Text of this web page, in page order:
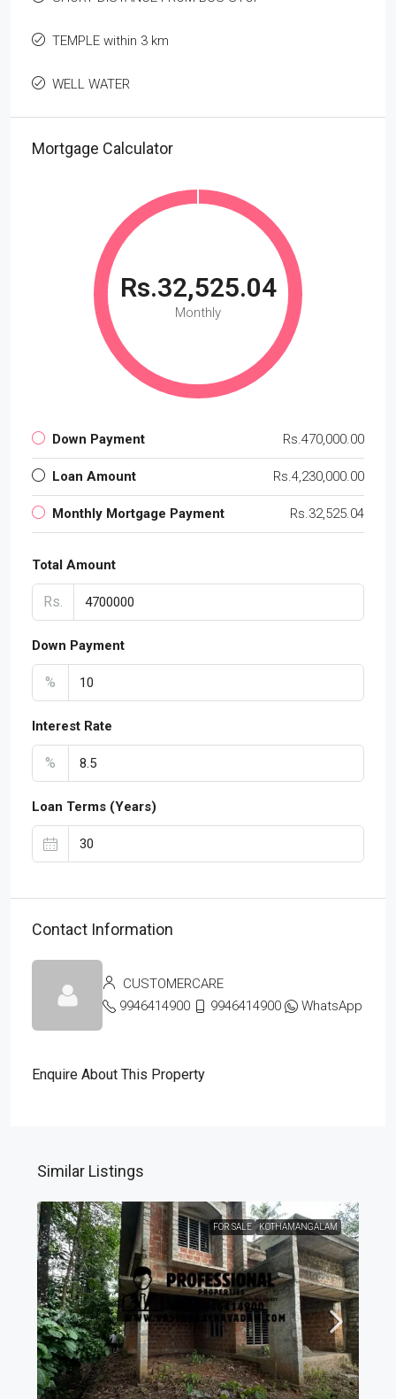
TEMPLE within 3 km
WELL WATER
Mortgage Calculator
Rs.32,525.04
Monthly
Down Payment Rs.470,000.00
Loan Amount Rs.4,230,000.00
Monthly Mortgage Payment Rs.32,525.04
Total Amount
Rs.
Down Payment
%
Interest Rate
%
Loan Terms (Years)
Contact Information
CUSTOMERCARE
9946414900
9946414900 WhatsApp
Enquire About This Property
Similar Listings
FOR SALE KOTHAMANGALAM